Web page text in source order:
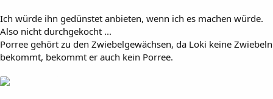
Ich würde ihn gedünstet anbieten, wenn ich es machen würde.
Also nicht durchgekocht ...
Porree gehört zu den Zwiebelgewächsen, da Loki keine Zwiebeln
bekommt, bekommt er auch kein Porree.